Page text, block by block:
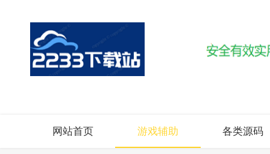
网站首页 游戏辅助 各类源码